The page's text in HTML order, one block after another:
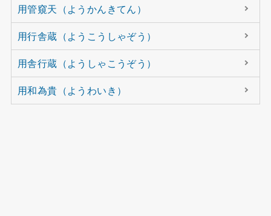
用管窺天（ようかんきてん）
用行舎蔵（ようこうしゃぞう）
用舎行蔵（ようしゃこうぞう）
用和為貴（ようわいき）